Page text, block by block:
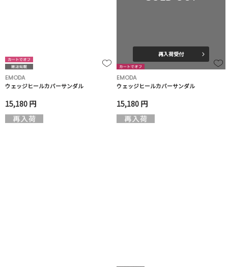
EMODA
ウェッジヒールカバーサンダル
15,180 円
再入荷受付
EMODA
ウェッジヒールカバーサンダル
15,180 円